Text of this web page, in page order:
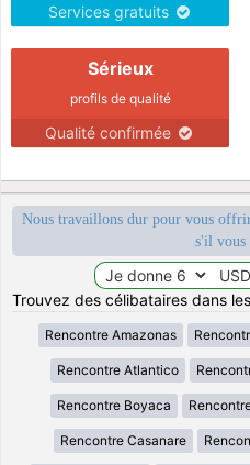
Services gratuits
Sérieux
profils de qualité
Qualité confirmée
Nous travaillons dur pour vous
s'il vous
Trouvez des célibataires dans
Rencontre Amazonas
Rencontre Atlantico
Rencontre Boyaca
Rencontre Casanare